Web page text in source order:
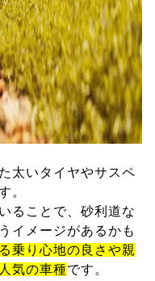
太いタイヤやサスペ
。
ることで、砂利道な
イメージがあるかも
乗り心地の良さや親
気の車種です。